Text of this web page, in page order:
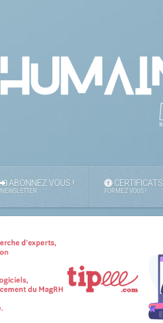
ABONNEZ VOUS !
NEWSLETTER
CERTIFICATS
FORMEZ VOUS !